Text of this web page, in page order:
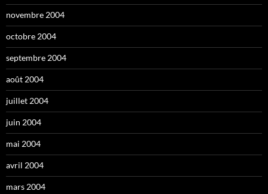
novembre 2004
octobre 2004
septembre 2004
août 2004
juillet 2004
juin 2004
mai 2004
avril 2004
mars 2004